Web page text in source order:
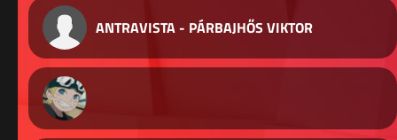
ANTRAVISTA - PÁRBAJHŐS VIKTOR